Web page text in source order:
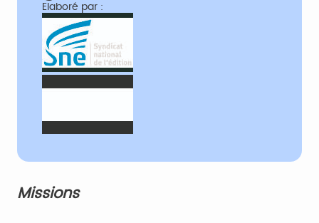
Elaboré par :
Missions